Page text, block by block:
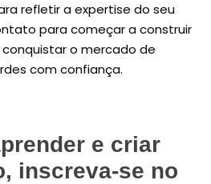
refletir a expertise do seu
para começar a construir
o mercado de
com confiança.
e criar
inscreva-se no